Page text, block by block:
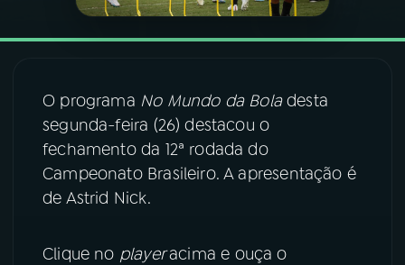
07ÚLTIMAS
08FESTIVAL DE MÚSICA
YouTube
Instagram X
O programa No Mundo da Boladesta
segunda-feira (26) destacou o
fechamento da 12ª rodada do
Campeonato Brasileiro. A apresentação é
de Astrid Nick.
Clique no playeracima e ouça o